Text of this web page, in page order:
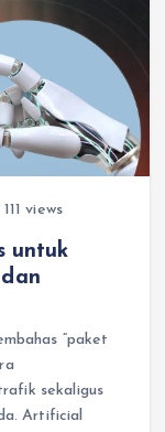
111 views
untuk
“paket
sekaligus
Artificial